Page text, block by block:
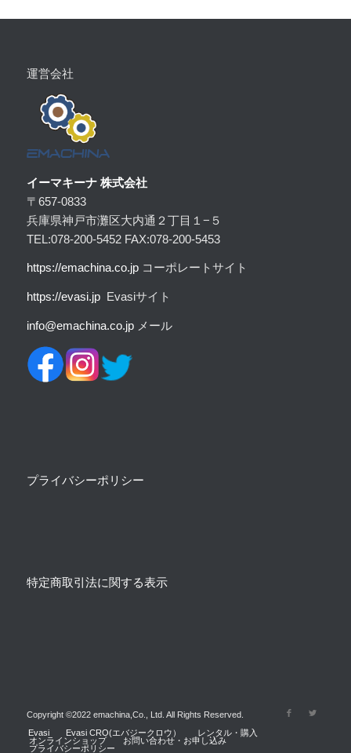
運営会社
イーマキーナ 株式会社
〒657-0833
兵庫県神戸市灘区大内通２丁目１−５
TEL:078-200-5452 FAX:078-200-5453
https://emachina.co.jpコーポレートサイト
https://evasi.jpEvasiサイト
info@emachina.co.jp メール
プライバシーポリシー
特定商取引法に関する表示
Copyright ©2022 emachina,Co., Ltd. All Rights Reserved.
Evasi
Evasi CRO(エバジークロウ）
レンタル・購入
オンラインショップ
お問い合わせ・お申し込み
プライバシーポリシー